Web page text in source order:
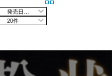
20件